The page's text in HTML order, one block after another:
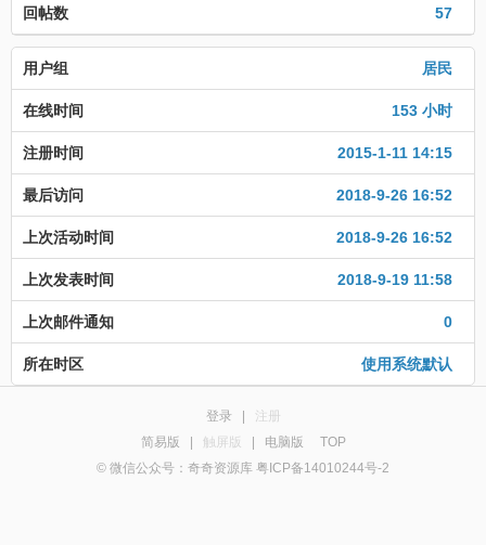
57
回帖数
居民
用户组
153 小时
在线时间
2015-1-11 14:15
注册时间
2018-9-26 16:52
最后访问
2018-9-26 16:52
上次活动时间
2018-9-19 11:58
上次发表时间
0
上次邮件通知
使用系统默认
所在时区
登录
注册
简易版
触屏版 电脑版
TOP
© 微信公众号：奇奇资源库 粤ICP备14010244号-2